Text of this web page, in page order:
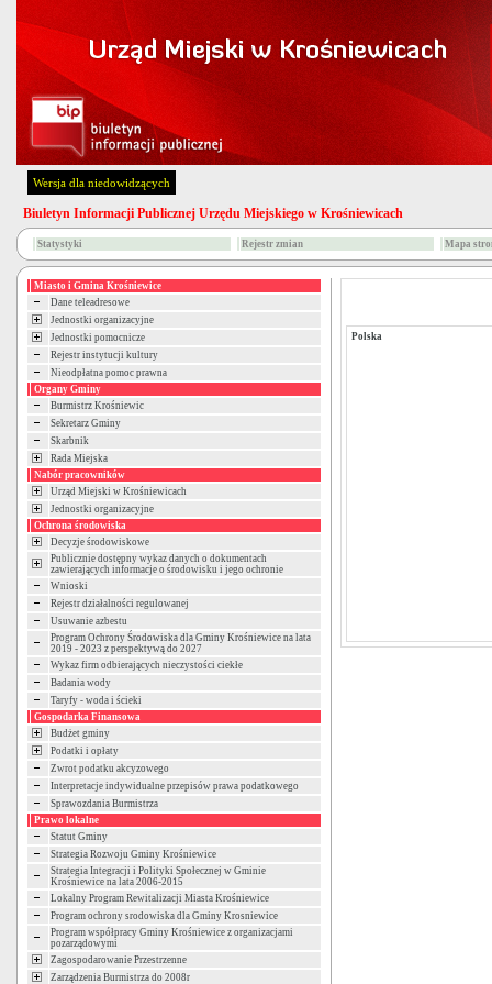
Wersja dla niedowidzących
Biuletyn Informacji Publicznej Urzędu Miejskiego w Krośniewicach
Statystyki Rejestr zmian Mapa
Miasto i Gmina Krośniewice
Dane teleadresowe
Jednostki organizacyjne
Jednostki pomocnicze
Rejestr instytucji kultury
Nieodpłatna pomoc prawna
Organy Gminy
Burmistrz Krośniewic
Sekretarz Gminy
Skarbnik
Rada Miejska
Nabór pracowników
Urząd Miejski w Krośniewicach
Jednostki organizacyjne
Ochrona środowiska
Decyzje środowiskowe
Publicznie dostępny wykaz danych o dokumentach
zawierających informacje o środowisku i jego ochronie
Wnioski
Rejestr działalności regulowanej
Usuwanie azbestu
Program Ochrony Środowiska dla Gminy Krośniewice na lata
2019 - 2023 z perspektywą do 2027
Wykaz firm odbierających nieczystości ciekłe
Badania wody
Taryfy - woda i ścieki
Gospodarka Finansowa
Budżet gminy
Podatki i opłaty
Zwrot podatku akcyzowego
Interpretacje indywidualne przepisów prawa podatkowego
Sprawozdania Burmistrza
Prawo lokalne
Statut Gminy
Strategia Rozwoju Gminy Krośniewice
Strategia Integracji i Polityki Społecznej w Gminie
Krośniewice na lata 2006-2015
Lokalny Program Rewitalizacji Miasta Krośniewice
Program ochrony srodowiska dla Gminy Krosniewice
Program współpracy Gminy Krośniewice z organizacjami
pozarządowymi
Zagospodarowanie Przestrzenne
Zarządzenia Burmistrza do 2008r
Polska